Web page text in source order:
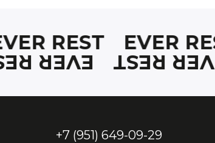
EVER REST
EVER
EVER REST EVER
+7 (951) 649-09-29